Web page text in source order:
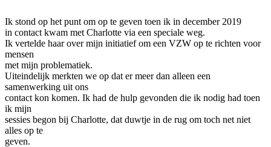
Ik stond op het punt om op te geven toen ik in december 2019
in contact kwam met Charlotte via een speciale weg.
Ik vertelde haar over mijn initiatief om een VZW op te richten voor
mensen
met mijn problematiek.
Uiteindelijk merkten we op dat er meer dan alleen een
samenwerking uit ons
contact kon komen. Ik had de hulp gevonden die ik nodig had toen
ik mijn
sessies begon bij Charlotte, dat duwtje in de rug om toch net niet
alles op te
geven.